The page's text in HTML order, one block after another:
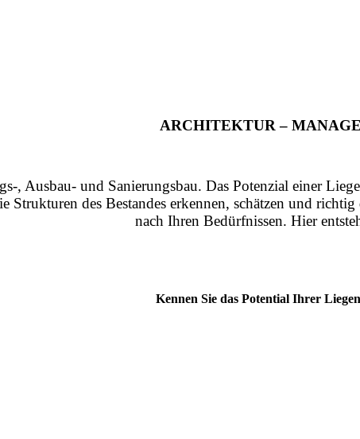
ARCHITEKTUR –
, Ausbau- und Sanierungsbau. Das Potenzial einer
Strukturen des Bestandes erkennen, schätzen und
nach Ihren Bedürfnissen. Hier
Kennen Sie das Potential Ihrer